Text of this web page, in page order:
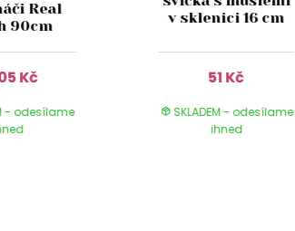
Real
90cm
Kč
- odesílame
v sklenici 16 cm
51 Kč
SKLADEM - odesílame
ihned